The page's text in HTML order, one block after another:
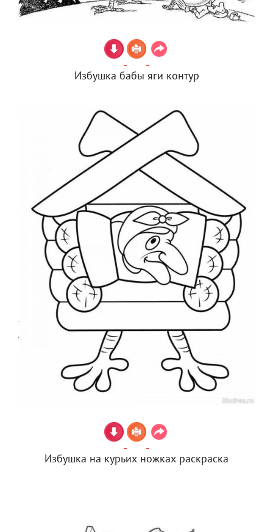
Избушка бабы яги контур
Избушка на курьих ножках раскраска